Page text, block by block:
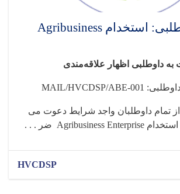
دعوت به داوطلبی: استخدام Agribusiness
به داوطلبی اظهار علاقه‌مندی
MAIL/HVCDSP/ABE-001
از تمام داوطلبان واجد شرایط دعوت می
استخدام Agribusiness Enterprise ضر . . .
HVCDSP